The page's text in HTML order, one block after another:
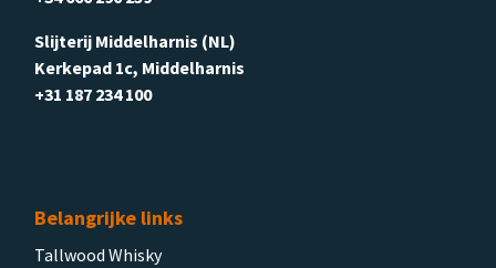
Slijterij Middelharnis (NL)
Kerkepad 1c, Middelharnis
+31 187 234 100
Belangrijke links
Tallwood Whisky